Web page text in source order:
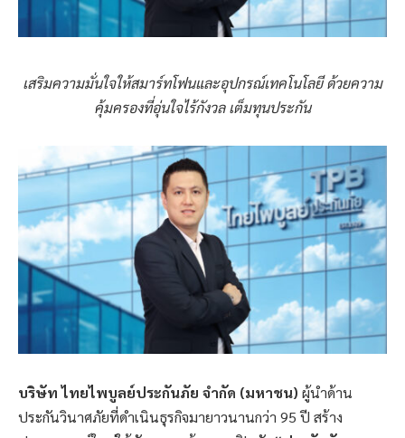
เสริมความมั่นใจให้สมาร์ทโฟนและอุปกรณ์เทคโนโลยี ด้วยความ
คุ้มครองที่อุ่นใจไร้กังวล เต็มทุนประกัน
บริษัท ไทยไพบูลย์ประกันภัย จำกัด (มหาชน) ผู้นำด้าน
ประกันวินาศภัยที่ดำเนินธุรกิจมายาวนานกว่า 95 ปี สร้าง